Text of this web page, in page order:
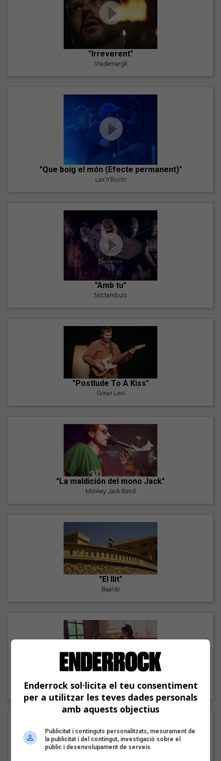
"Irreverent"
Vrademargk
"Que boig el món (Efecte permanent)"
Lax'n'Busto
"Amb tu"
Nöctambuls
"Postlude To A Kiss"
Goran Levi
"La maldición del mono Jack"
Monkey Jack Band
"El llit"
Baaldo
Carmen y María
Enderrock sol·licita el teu consentiment
per a utilitzar les teves dades personals
amb aquests objectius
Publicitat i continguts personalitzats, mesurament de
la publicitat i del contingut, investigació sobre el
públic i desenvolupament de serveis